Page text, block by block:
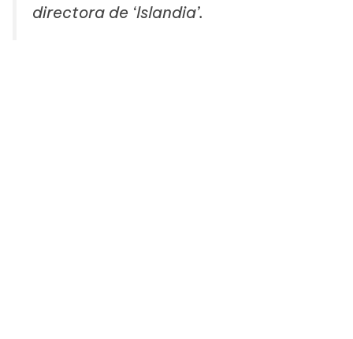
directora de ‘Islandia’.